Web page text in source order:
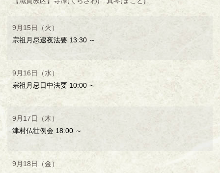
9月15日（火）
宗祖月忌逮夜法要 13:30 ～
9月16日（水）
宗祖月忌日中法要 10:00 ～
9月17日（木）
津村仏壮例会 18:00 ～
9月18日（金）